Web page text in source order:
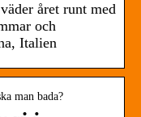
året runt med
och
Italien
man bada?